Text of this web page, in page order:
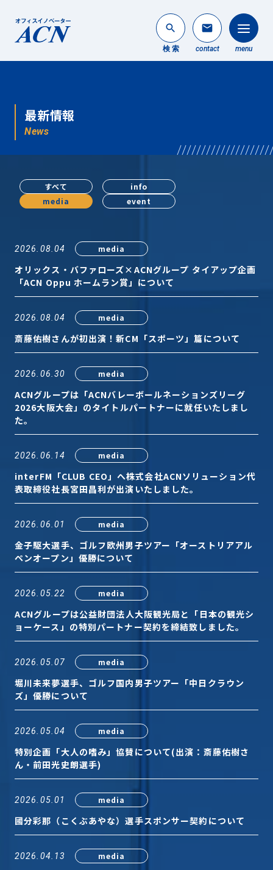
search
検 索
mail
contact menu
個人のお客様
Service
事業内容
最新情報
Sustainability
サステナビリティ
Recruit
person お客様専用サイト
お問い合わせ
公式SNS
プライバシーポリシー
© ACN Inc.
最新情報
News
すべて
info
media
event
2026.08.04 media
オリックス・バファローズ×ACNグループ タイアップ企画
「ACN Oppu ホームラン賞」について
2026.08.04 media
斎藤佑樹さんが初出演！新CM「スポーツ」篇について
2026.06.30 media
ACNグループは「ACNバレーボールネーションズリーグ
2026大阪大会」のタイトルパートナーに就任いたしまし
た。
2026.06.14 media
interFM「CLUB CEO」へ株式会社ACNソリューション代
表取締役社長宮田昌利が出演いたしました。
2026.06.01 media
金子駆大選手、ゴルフ欧州男子ツアー「オーストリアアル
ペンオープン」優勝について
2026.05.22 media
ACNグループは公益財団法人大阪観光局と「日本の観光シ
ョーケース」の特別パートナー契約を締結致しました。
2026.05.07 media
堀川未来夢選手、ゴルフ国内男子ツアー「中日クラウン
ズ」優勝について
2026.05.04 media
特別企画「大人の嗜み」協賛について(出演：斎藤佑樹さ
ん・前田光史朗選手)
2026.05.01 media
國分彩那（こくぶあやな）選手スポンサー契約について
2026.04.13 media